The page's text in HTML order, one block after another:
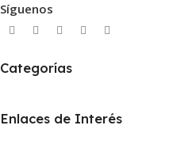
Síguenos
Categorías
Enlaces de Interés